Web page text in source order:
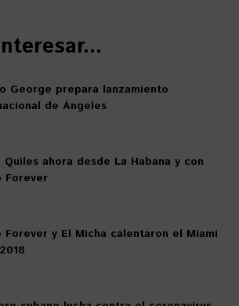
George prepara lanzamiento
de Ángeles
Quiles ahora desde La Habana y con
Forever
Forever y El Micha calentaron el Miami